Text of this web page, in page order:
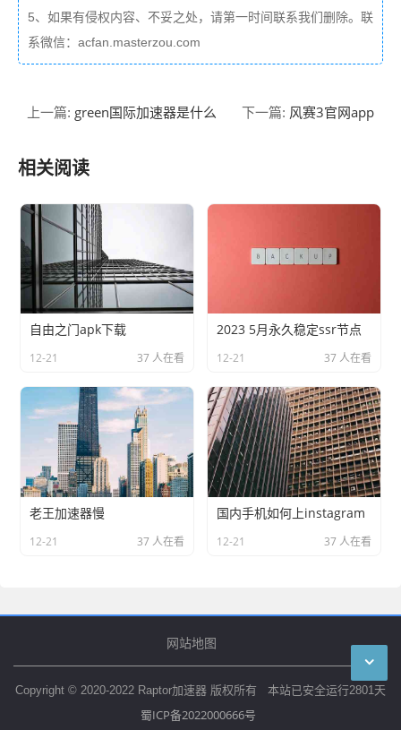
5、如果有侵权内容、不妥之处，请第一时间联系我们删除。联
系微信：acfan.masterzou.com
上一篇: green国际加速器是什么 下一篇: 风赛3官网app
相关阅读
自由之门apk下载
12-21 37 人在看
2023 5月永久稳定ssr节点
12-21 37 人在看
老王加速器慢
12-21 37 人在看
国内手机如何上instagram
12-21 37 人在看
网站地图
Copyright © 2020-2022 Raptor加速器 版权所有 本站已安全运行2801天
蜀ICP备2022000666号